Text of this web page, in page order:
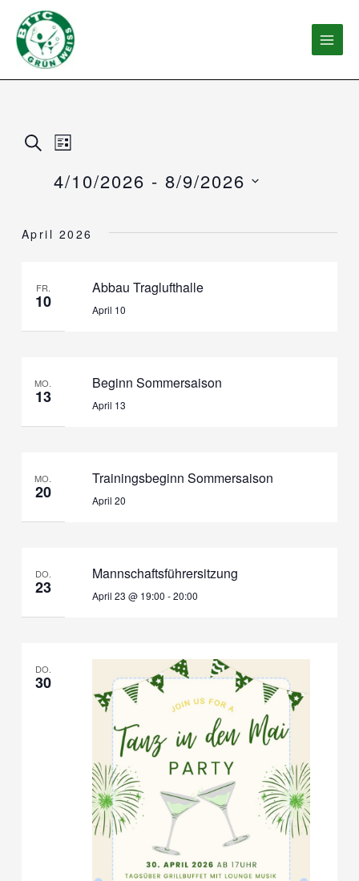
Inhalt
springen
Veranstaltungen
Suche
Ansichten,
SUCHEVeranstaltung
Ansichten-
LISTE
4/10/2026 - 8/9/2026
wählen.
April 2026
FR.
10
Abbau Traglufthalle
April 10
MO.
13
Beginn Sommersaison
April 13
MO.
20
Trainingsbeginn Sommersaison
April 20
DO.
23
Mannschaftsführersitzung
April 23 @ 19:00 -20:00
DO.
30